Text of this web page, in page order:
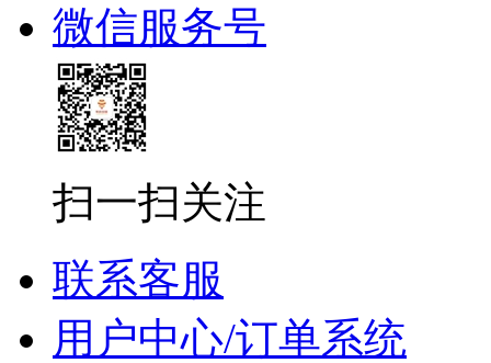
微信服务号
扫一扫关注
联系客服
用户中心/订单系统